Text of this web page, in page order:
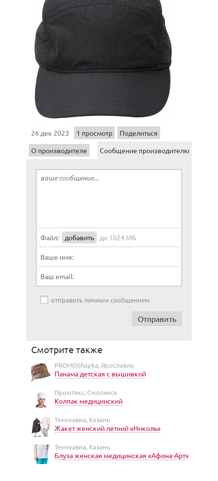
26 дек 2023 1 просмотр
Поделиться
О производителе
Сообщение производителю
Файл: добавить до 1024 МБ
Ваше имя:
Ваш email:
отправить личным сообщением
Смотрите также
PROMOShapka, Ярославль
Панама детская с вышивкой
Промтекс, Смоленск
Колпак медицинский
Техноавиа, Казань
Жакет женский летний «Николь»
Техноавиа, Казань
Блуза женская медицинская «Афина-Арт»